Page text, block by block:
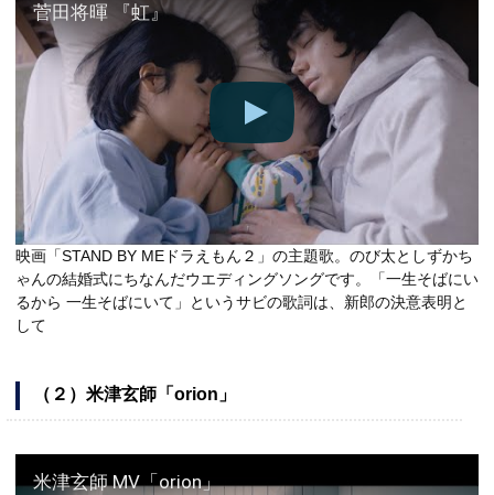
菅田将暉 『虹』
映画「STAND BY MEドラえもん２」の主題歌。のび太としずかち
ゃんの結婚式にちなんだウエディングソングです。「一生そばにい
るから 一生そばにいて」というサビの歌詞は、新郎の決意表明と
して
（２）米津玄師「orion」
米津玄師 MV「orion」